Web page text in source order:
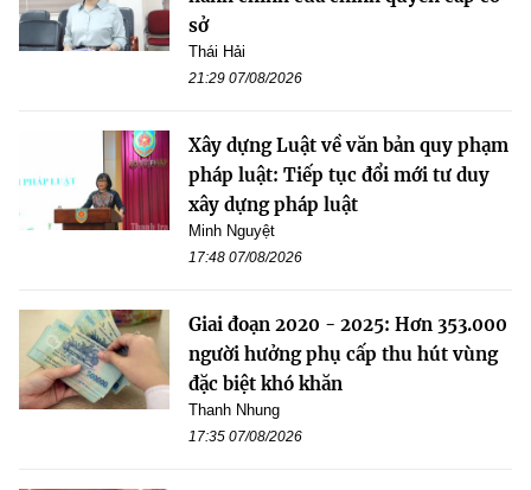
sở
Thái Hải
21:29 07/08/2026
Xây dựng Luật về văn bản quy phạm
pháp luật: Tiếp tục đổi mới tư duy
xây dựng pháp luật
Minh Nguyệt
17:48 07/08/2026
Giai đoạn 2020 - 2025: Hơn 353.000
người hưởng phụ cấp thu hút vùng
đặc biệt khó khăn
Thanh Nhung
17:35 07/08/2026